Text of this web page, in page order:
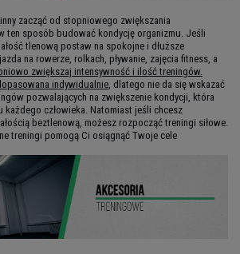
zacząć od stopniowego zwiększania
ten sposób budować kondycję organizmu. Jeśli
tlenową postaw na spokojne i dłuższe
na rowerze, rolkach, pływanie, zajęcia fitness, a
zwiększaj intensywność i ilość treningów.
indywidualnie , dlatego nie da się wskazać
pozwalających na zwiększenie kondycji, która
człowieka. Natomiast jeśli chcesz
beztlenową, możesz rozpocząć treningi siłowe.
treningi pomogą Ci osiągnąć Twoje cele